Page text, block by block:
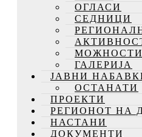
ОГЛАСИ
СЕДНИЦИ
ГАЛЕРИЈА
ЈАВНИ
ОСТАНАТИ
ПРОЕКТИ
РЕГИОНОТ НА
НАСТАНИ
ДОКУМЕНТИ